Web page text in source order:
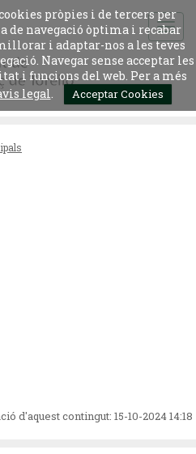
pròpies i de tercers per
navegació òptima i recabar
i adaptar-nos a les teves
Navegar sense acceptar les
i funcions del web. Per a més
legal. Acceptar Cookies
d'aquest contingut: 15-10-2024 14:18